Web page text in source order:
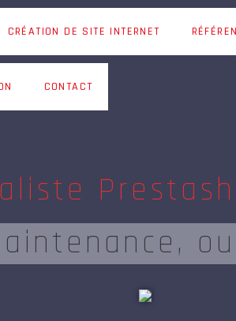
CRÉATION DE SITE INTERNET
CONTACT